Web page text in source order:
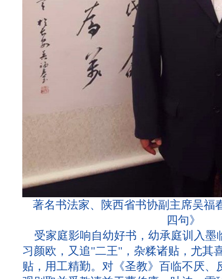
著名书法家、陕西省书协副主席吴福
四句》
受家庭影响自幼好书，幼承庭训入墨
习颜欧，又追"二王"，杂糅诸贴，尤其
贴，用工精勤。对《圣教》百临不厌、